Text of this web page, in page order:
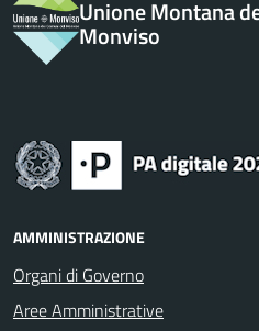
Unione Montana
Monviso
AMMINISTRAZIONE
Organi di Governo
Aree Amministrative